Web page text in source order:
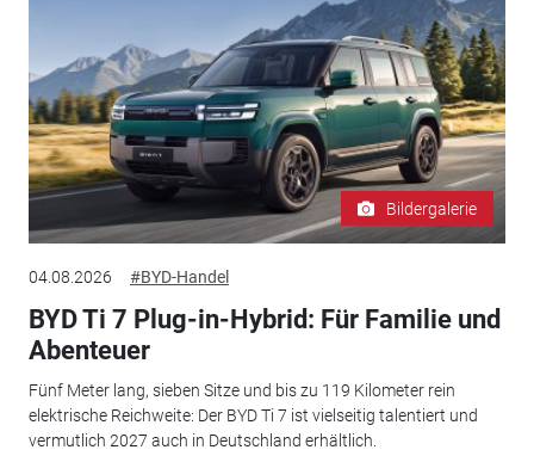
Bildergalerie
04.08.2026 #BYD-Handel
BYD Ti 7 Plug-in-Hybrid: Für Familie und
Abenteuer
Fünf Meter lang, sieben Sitze und bis zu 119 Kilometer rein
elektrische Reichweite: Der BYD Ti 7 ist vielseitig talentiert und
vermutlich 2027 auch in Deutschland erhältlich.